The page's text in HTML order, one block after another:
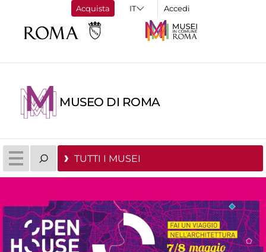
Acquista Accedi
MUSEO DI ROMA
TUTTI I MUSEI